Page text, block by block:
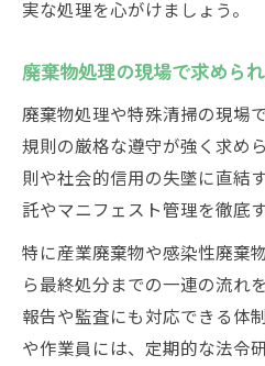
実な処理を心がけましょう。
廃棄物処理の現場で求めら
廃棄物処理や特殊清掃の現場
規則の厳格な遵守が強く求め
則や社会的信用の失墜に直結
託やマニフェスト管理を徹底
特に産業廃棄物や感染性廃棄
ら最終処分までの一連の流れ
報告や監査にも対応できる体
や作業員には、定期的な法令